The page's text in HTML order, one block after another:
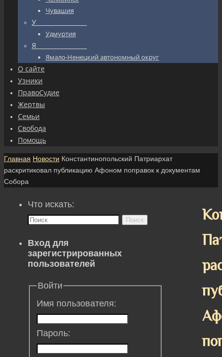
Чувашия
У_________________
Удмуртия
Я_________________
Ямало-Ненецкий автономный округ
О сайте
Узники
ПравоСудие
Жертвы
Семьи
Свобода
Помощь
Главная Новости Константинопольский Патриархат
раскритиковал публикацию Афоном поправок к документам
Собора
Что искать:
Поиск
Вход для
зарегистрированных
пользователей
Войти
Имя пользователя:
Пароль: